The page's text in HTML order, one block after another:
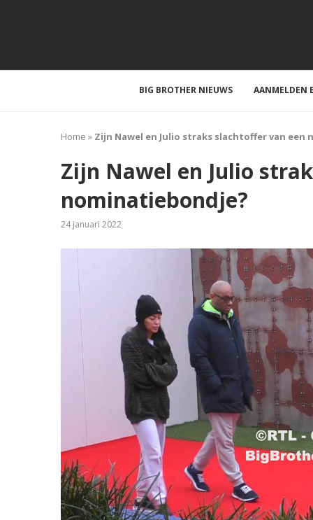
BIG BROTHER NIEUWS AANMELDEN
Home » Zijn Nawel en Julio straks slachtoffer van een
Zijn Nawel en Julio
nominatiebondje?
24 januari 2022